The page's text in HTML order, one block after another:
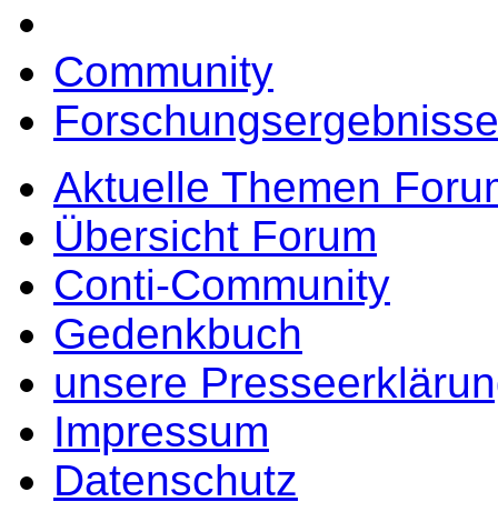
Community
Aktuelle Themen
Übersicht Forum
Conti-Community
Gedenkbuch
unsere
Impressum
Datenschutz